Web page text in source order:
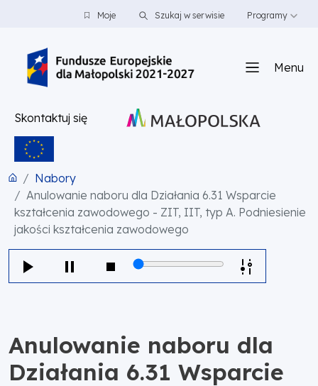
PRZEJDŹ DO TREŚCI
PRZEJDŹ DO MENUMoje Szukaj w serwisie Programy
Menu
Skontaktuj się
Nabory
Anulowanie naboru dla Działania 6.31 Wsparcie
kształcenia zawodowego - ZIT, IIT, typ A. Podniesienie
jakości kształcenia zawodowego
Anulowanie naboru dla
Działania 6.31 Wsparcie